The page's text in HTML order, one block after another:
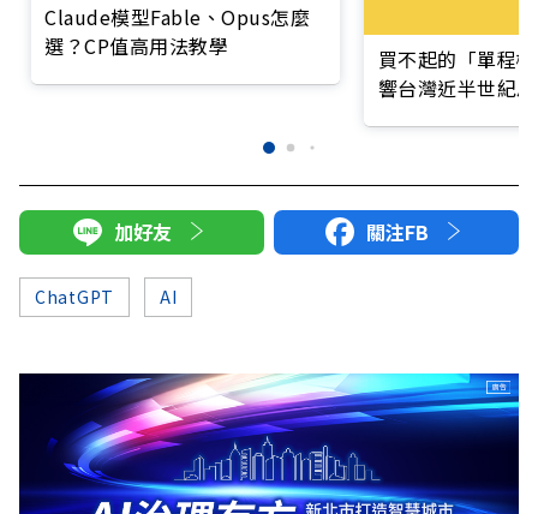
Claude模型Fable、Opus怎麼
選？CP值高用法教學
買不起的「單程
響台灣近半世紀
加好友 關注FB
ChatGPT AI